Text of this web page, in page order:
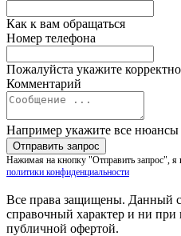
Как к вам обращаться
Номер телефона
Пожалуйста укажите корректно
Комментарий
Например укажите все нюансы
Нажимая на кнопку "Отправить запрос",
политики конфиденциальности
Все права защищены. Данный
справочный характер и ни при
публичной офертой.